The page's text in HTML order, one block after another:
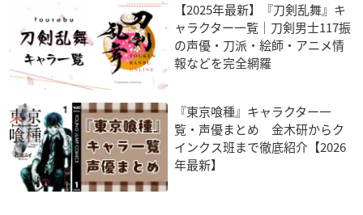
【2025年最新】『刀剣乱舞』キ
ャラクター一覧｜刀剣男士117振
の声優・刀派・絵師・アニメ情
報などを完全網羅
『東京喰種』キャラクター一
覧・声優まとめ 金木研からク
インクス班まで徹底紹介【2026
年最新】